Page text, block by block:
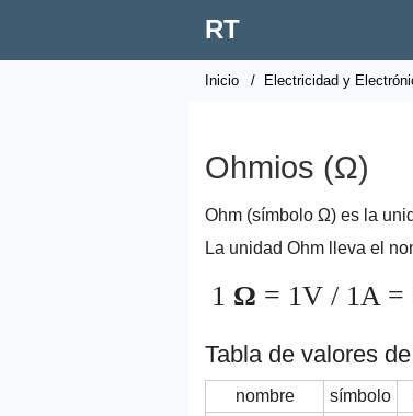
RT
Inicio / Electricidad y
Ohmios (Ω)
Ohm (símbolo Ω) es la
La unidad Ohm lleva el
1 Ω = 1V / 1A =
Tabla de valores
nombre símbolo